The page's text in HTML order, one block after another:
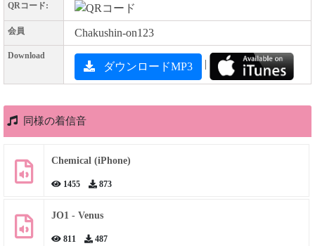
QRコード:
会員 Chakushin-on123
Download
ダウンロードMP3 |
同様の着信音
Chemical (iPhone)
1455 873
JO1 - Venus
811 487